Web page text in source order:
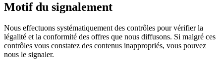
Motif du signalement
Nous effectuons systématiquement des contrôles pour vérifier la
légalité et la conformité des offres que nous diffusons. Si malgré ces
contrôles vous constatez des contenus inappropriés, vous pouvez
nous le signaler.